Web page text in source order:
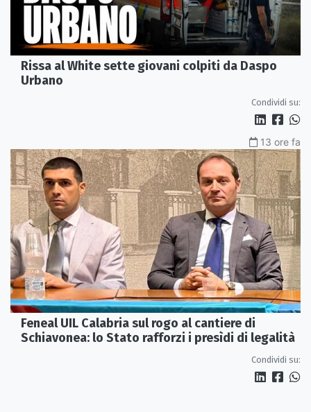
Rissa al White sette giovani colpiti da Daspo
Urbano
Condividi su:
13 ore fa
Feneal UIL Calabria sul rogo al cantiere di
Schiavonea: lo Stato rafforzi i presìdi di legalità
Condividi su: